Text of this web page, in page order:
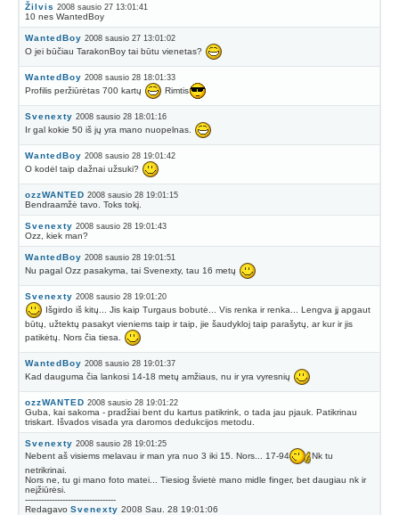
Žilvis 2008 sausio 27 13:01:41
10 nes WantedBoy
WantedBoy 2008 sausio 27 13:01:02
O jei būčiau TarakonBoy tai būtu vienetas?
WantedBoy 2008 sausio 28 18:01:33
Profilis peržiūrėtas 700 kartų Rimtis
Svenexty 2008 sausio 28 18:01:16
Ir gal kokie 50 iš jų yra mano nuopelnas.
WantedBoy 2008 sausio 28 19:01:42
O kodėl taip dažnai užsuki?
ozzWANTED 2008 sausio 28 19:01:15
Bendraamžė tavo. Toks tokį.
Svenexty 2008 sausio 28 19:01:43
Ozz, kiek man?
WantedBoy 2008 sausio 28 19:01:51
Nu pagal Ozz pasakyma, tai Svenexty, tau 16 metų
Svenexty 2008 sausio 28 19:01:20
Išgirdo iš kitų... Jis kaip Turgaus bobutė... Vis renka ir renka... Lengva jį apgaut
būtų, užtektų pasakyt vieniems taip ir taip, jie šaudykloj taip parašytų, ar kur ir jis
patikėtų. Nors čia tiesa.
WantedBoy 2008 sausio 28 19:01:37
Kad dauguma čia lankosi 14-18 metų amžiaus, nu ir yra vyresnių
ozzWANTED 2008 sausio 28 19:01:22
Guba, kai sakoma - pradžiai bent du kartus patikrink, o tada jau pjauk. Patikrinau
triskart. Išvados visada yra daromos dedukcijos metodu.
Svenexty 2008 sausio 28 19:01:25
Nebent aš visiems melavau ir man yra nuo 3 iki 15. Nors... 17-94
Nk tu
netrikrinai.
Nors ne, tu gi mano foto matei... Tiesiog švietė mano midle finger, bet daugiau nk ir
neįžiūrėsi.
----------------------------------
Redagavo Svenexty 2008 Sau. 28 19:01:06